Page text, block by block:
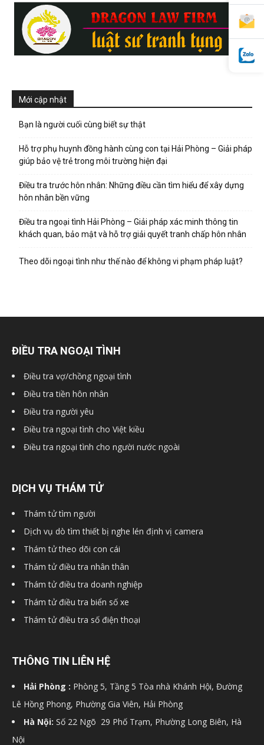
tham
phong,
văn
thám
phòng,
dịch
Mới cập nhật
Bạn là người cuối cùng biết sự thật
Hỗ trợ phụ huynh đồng hành cùng con tại Hải Phòng – Giải pháp
giúp bảo vệ trẻ trong môi trường hiện đại
Điều tra trước hôn nhân: Những điều cần tìm hiểu để xây dựng
hôn nhân bền vững
Điều tra ngoại tình Hải Phòng – Giải pháp xác minh thông tin
khách quan, bảo mật và hỗ trợ giải quyết tranh chấp hôn nhân
Theo dõi ngoại tình như thế nào để không vi phạm pháp luật?
ĐIỀU TRA NGOẠI TÌNH
Điều tra vợ/chồng ngoại tình
Điều tra tiền hôn nhân
Điều tra người yêu
Điều tra ngoại tình cho Việt kiều
Điều tra ngoại tình cho người nước ngoài
DỊCH VỤ THÁM TỬ
Thám tử tìm người
Dịch vụ dò tìm thiết bị nghe lén định vị camera
Thám tử theo dõi con cái
Thám tử điều tra nhân thân
Thám tử điều tra doanh nghiệp
Thám tử điều tra biển số xe
Thám tử điều tra số điện thoại
THÔNG TIN LIÊN HỆ
Hải Phòng : Phòng 5, Tầng 5 Tòa nhà Khánh Hội, Đường
Lê Hồng Phong, Phường Gia Viên, Hải Phòng
Hà Nội: Số 22 Ngõ 29 Phố Trạm, Phường Long Biên, Hà
Nội